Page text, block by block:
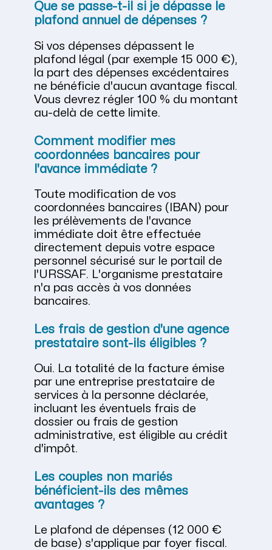
Que se passe-t-il si je dépasse le
plafond annuel de dépenses ?
Si vos dépenses dépassent le
plafond légal (par exemple 15 000 €),
la part des dépenses excédentaires
ne bénéficie d'aucun avantage fiscal.
Vous devrez régler 100 % du montant
au-delà de cette limite.
Comment modifier mes
coordonnées bancaires pour
l'avance immédiate ?
Toute modification de vos
coordonnées bancaires (IBAN) pour
les prélèvements de l'avance
immédiate doit être effectuée
directement depuis votre espace
personnel sécurisé sur le portail de
l'URSSAF. L'organisme prestataire
n'a pas accès à vos données
bancaires.
Les frais de gestion d'une agence
prestataire sont-ils éligibles ?
Oui. La totalité de la facture émise
par une entreprise prestataire de
services à la personne déclarée,
incluant les éventuels frais de
dossier ou frais de gestion
administrative, est éligible au crédit
d'impôt.
Les couples non mariés
bénéficient-ils des mêmes
avantages ?
Le plafond de dépenses (12 000 €
de base) s'applique par foyer fiscal.